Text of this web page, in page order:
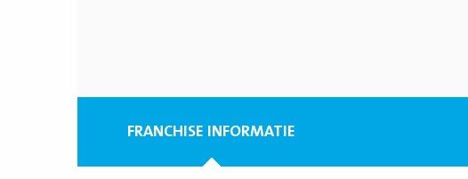
FRANCHISE INFORMATIE